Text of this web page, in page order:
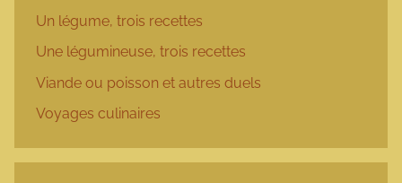
Un légume, trois recettes
Une légumineuse, trois recettes
Viande ou poisson et autres duels
Voyages culinaires